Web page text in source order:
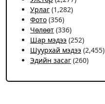
Урлаг (1,282)
Фото (356)
Чѳлѳѳт (336)
Шар мэдээ (252)
Шуурхай мэдээ (2,455)
Эдийн засаг (260)